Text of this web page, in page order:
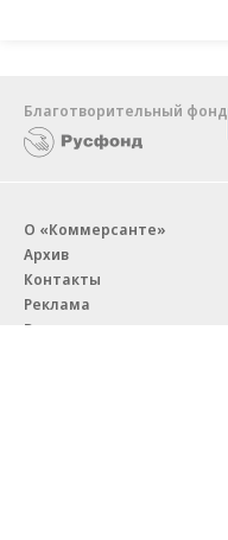
Благотворительный фонд
О «Коммерсанте»
Архив
Контакты
Реклама
Вакансии